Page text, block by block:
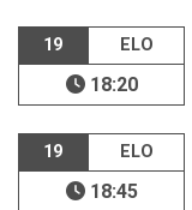
19 ELO
18:20
19 ELO
18:45